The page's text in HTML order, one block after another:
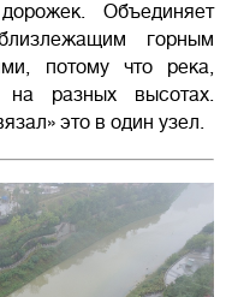
Объединяет
горным
потому что река,
разных высотах.
это в один узел.